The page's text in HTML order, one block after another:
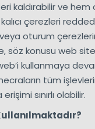
kaldırabilir ve
çerezleri
veya oturum
söz konusu web
kullanmaya
tüm
sınırlı olabilir.